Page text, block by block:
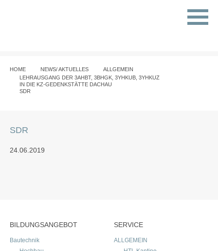
HOME NEWS/ AKTUELLES
ALLGEMEIN
LEHRAUSGANG DER 3AHBT, 3BHGK, 3YHKUB, 3YHKUZ
IN DIE KZ-GEDENKSTÄTTE DACHAU
SDR
SDR
24.06.2019
BILDUNGSANGEBOT
Bautechnik
SERVICE
ALLGEMEIN